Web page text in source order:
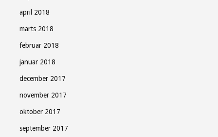
april 2018
marts 2018
februar 2018
januar 2018
december 2017
november 2017
oktober 2017
september 2017